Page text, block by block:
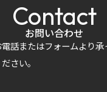
Contact
お問い合わせ
話またはフォームより承
さい。